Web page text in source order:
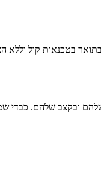
ובקצב שלהם. כבדי